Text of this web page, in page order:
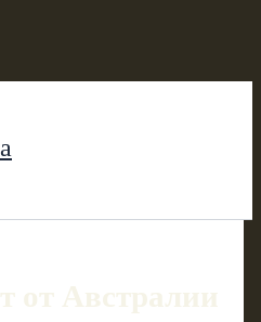
от Австралии